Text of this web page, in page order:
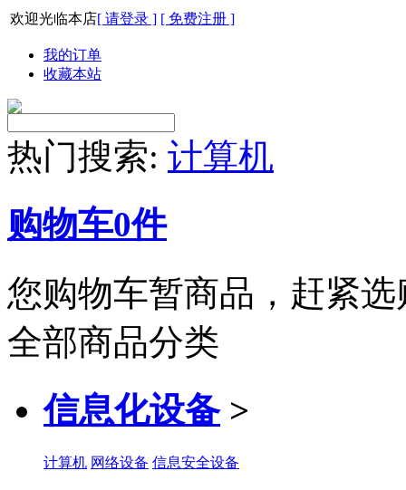
欢迎光临本店[ 请登录 ] [ 免费注册 ]
我的订单
收藏本站
热门搜索: 计算机
购物车0件
您购物车暂商品，赶紧选
全部商品分类
信息化设备 >
计算机 网络设备 信息安全设备